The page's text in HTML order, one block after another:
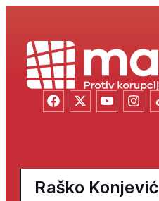
Raško Konjević